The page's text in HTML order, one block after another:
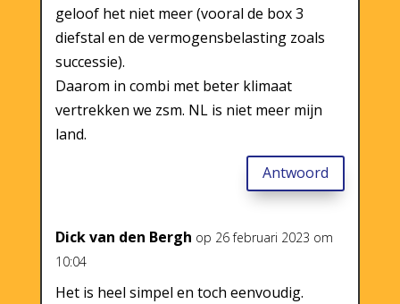
geloof het niet meer (vooral de box 3
diefstal en de vermogensbelasting zoals
successie).
Daarom in combi met beter klimaat
vertrekken we zsm. NL is niet meer mijn
land.
Antwoord
Dick van den Bergh op 26 februari 2023 om
10:04
Het is heel simpel en toch eenvoudig.